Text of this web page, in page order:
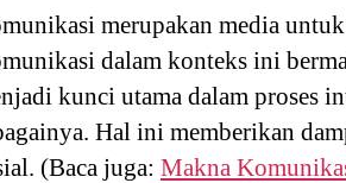
merupakan media
dalam konteks ini
kunci utama dalam proses
Hal ini memberikan
(Baca juga: Makna